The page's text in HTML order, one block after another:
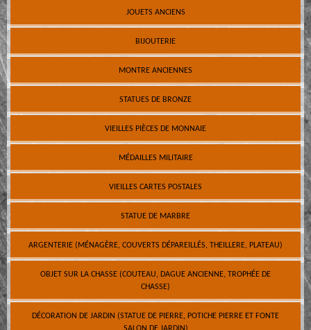
JOUETS ANCIENS
BIJOUTERIE
MONTRE ANCIENNES
STATUES DE BRONZE
VIEILLES PIÈCES DE MONNAIE
MÉDAILLES MILITAIRE
VIEILLES CARTES POSTALES
STATUE DE MARBRE
ARGENTERIE (MÉNAGÈRE, COUVERTS DÉPAREILLÉS, THEILLERE, PLATEAU)
OBJET SUR LA CHASSE (COUTEAU, DAGUE ANCIENNE, TROPHÉE DE
CHASSE)
DÉCORATION DE JARDIN (STATUE DE PIERRE, POTICHE PIERRE ET FONTE